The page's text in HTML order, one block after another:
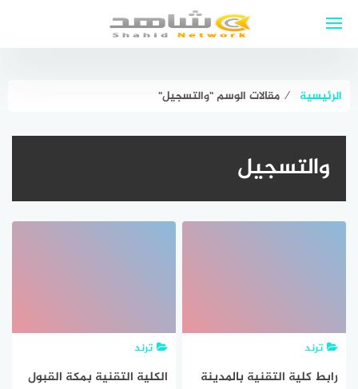
الرئيسية ⁄ مقالات الوسم "والتسجيل"
والتسجيل
ترند
رابط كلية التقنية بالمدينة
ترند
الكلية التقنية بمكة القبول